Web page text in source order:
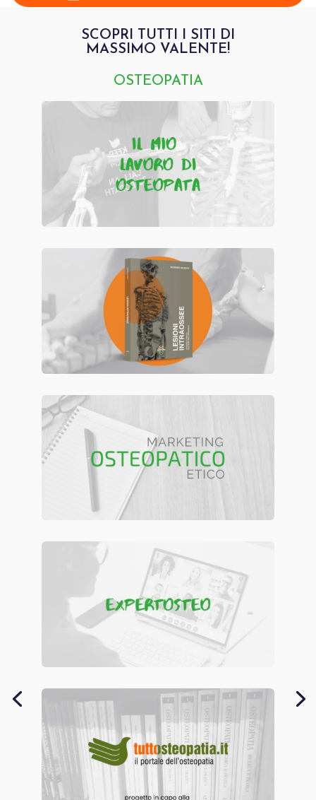
SCOPRI TUTTI I SITI DI
MASSIMO VALENTE!
OSTEOPATIA